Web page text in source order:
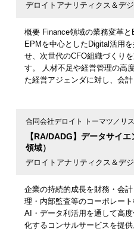
デロイトアナリティクス＆デ
概要 Finance領域の業務変革と
EPMを中心としたDigital活用
せ、次世代のCFO組織づくり
す。 人材不足や経営管理の高
た経営アジェンダに対し、会計
【RA/DADG】データサイ
領域）
デロイトアナリティクス＆デ
合同会社デロイト トーマツ／リ
企業の持続的成長を財務・会
理・内部監査等のコーポレー
AI・データ利活用を通して高
化するコンサルサービスを提